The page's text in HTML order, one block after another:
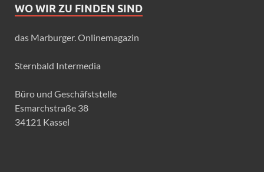
WO WIR ZU FINDEN SIND
das Marburger. Onlinemagazin
Sternbald Intermedia
Büro und Geschäfststelle
Esmarchstraße 38
34121 Kassel